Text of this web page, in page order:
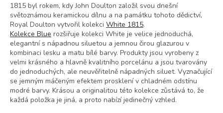
1815 byl rokem, kdy John Doulton založil svou dnešní
světoznámou keramickou dílnu a na památku tohoto dědictví,
Royal Doulton vytvořil kolekci White 1815.
Kolekce Blue rozšiřuje kolekci White je velice jednoduchá,
elegantní s nápadnou siluetou a jemnou čirou glazurou v
kombinaci lesku a matu bílé barvy. Produkty jsou vyrobeny z
velmi krásného a hlavně kvalitního porcelánu a jsou tvarovány
do jednoduchých, ale neuvěřitelně nápadných siluet. Vyznačující
se jemným máčeným efektem prosklení v chladném odstínu
modré barvy. Krásou a originalitou této kolekce zůstává to, že
každá položka je jiná, a proto nabízí jedinečný vzhled.